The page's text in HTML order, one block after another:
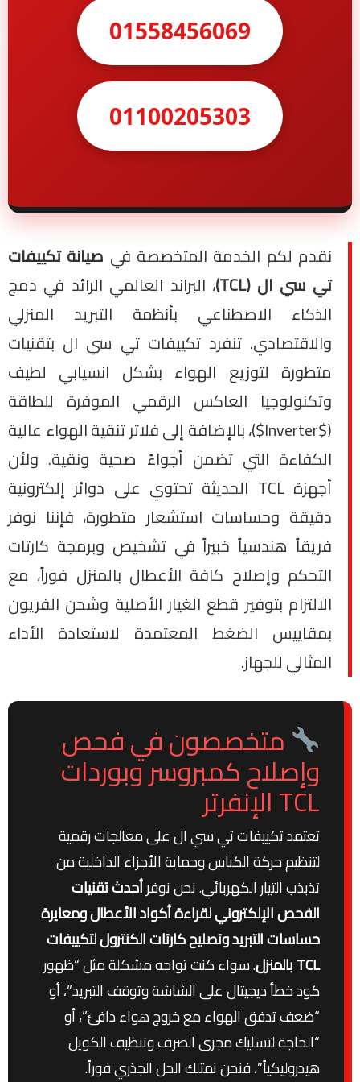
01558456069
01100205303
نقدم لكم الخدمة المتخصصة في صيانة تكييفات
تي سي ال (TCL)
، البراند العالمي الرائد في دمج
الذكاء الاصطناعي بأنظمة التبريد المنزلي
والاقتصادي. تنفرد تكييفات تي سي ال بتقنيات
متطورة لتوزيع الهواء بشكل انسيابي لطيف
وتكنولوجيا العاكس الرقمي الموفرة للطاقة
($Inverter$)، بالإضافة إلى فلاتر تنقية الهواء عالية
الكفاءة التي تضمن أجواءً صحية ونقية. ولأن
أجهزة TCL الحديثة تحتوي على دوائر إلكترونية
دقيقة وحساسات استشعار متطورة، فإننا نوفر
فريقاً هندسياً خبيراً في تشخيص وبرمجة كارتات
التحكم وإصلاح كافة الأعطال بالمنزل فوراً، مع
الالتزام بتوفير قطع الغيار الأصلية وشحن الفريون
بمقاييس الضغط المعتمدة لاستعادة الأداء
المثالي للجهاز.
متخصصون في فحص
وإصلاح كمبروسر وبوردات
TCL الإنفرتر
تعتمد تكييفات تي سي ال على معالجات رقمية
لتنظيم حركة الكباس وحماية الأجزاء الداخلية من
تذبذب التيار الكهربائي. نحن نوفرأحدث تقنيات
الفحص الإلكتروني لقراءة أكواد الأعطال ومعايرة
حساسات التبريد وتصليح كارتات الكنترول لتكييفات
TCL بالمنزل
. سواء كنت تواجه مشكلة مثل “ظهور
كود خطأ ديجيتال على الشاشة وتوقف التبريد”، أو
“ضعف تدفق الهواء مع خروج هواء دافئ”، أو
“الحاجة لتسليك مجرى الصرف وتنظيف الكويل
هيدروليكياً”، فنحن نمتلك الحل الجذري فوراً.